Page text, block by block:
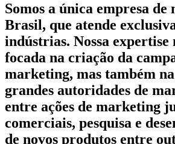
Somos a única empresa
Brasil, que atende
indústrias. Nossa expertise
focada na criação da
marketing, mas também
grandes autoridades de
entre ações de marketing
comerciais, pesquisa e
de novos produtos entre